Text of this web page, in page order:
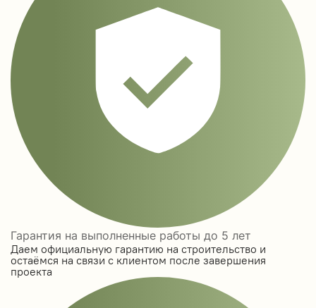
Гарантия на выполненные работы до 5 лет
Даем официальную гарантию на строительство и
остаёмся на связи с клиентом после завершения
проекта